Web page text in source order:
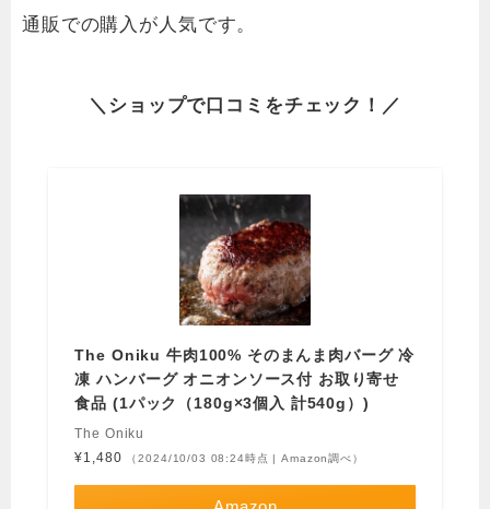
通販での購入が人気です。
＼ ショップで口コミをチェック！／
The Oniku 牛肉100% そのまんま肉バーグ 冷
凍 ハンバーグ オニオンソース付 お取り寄せ
食品 (1パック（180g×3個入 計540g）)
The Oniku
¥1,480
（2024/10/03 08:24時点 | Amazon調べ）